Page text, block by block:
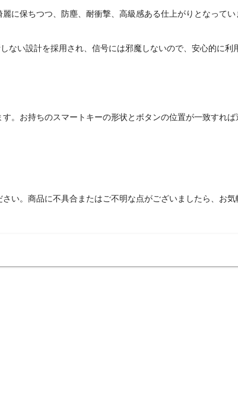
に保ちつつ、防塵、耐衝撃、高級感ある仕上がりとなってい
い設計を採用され、信号には邪魔しないので、安心的に利
。お持ちのスマートキーの形状とボタンの位置が一致すれ
い。商品に不具合またはご不明な点がございましたら、お気